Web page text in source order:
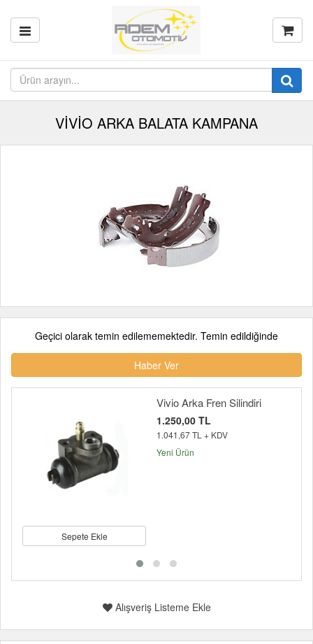
VİVİO ARKA BALATA KAMPANA
Geçici olarak temin edilememektedir. Temin edildiğinde
Haber Ver
Sepete Ekle
Vivio Arka Fren Silindiri
1.250,00 TL
1.041,67 TL + KDV
Yeni Ürün
Alışveriş Listeme Ekle